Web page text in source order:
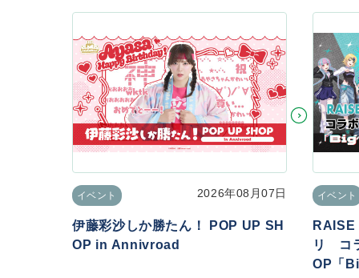
イベント 2026年08月07日
伊藤彩沙しか勝たん！ POP UP SH
OP in Annivroad
イベント
RAISE
リ コ
OP「